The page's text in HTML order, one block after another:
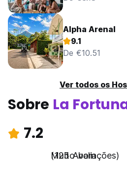
Alpha Arenal
9.1
De €10.51
Ver todos os
Sobre La
7.2
Muito bom
(125 Avaliações)